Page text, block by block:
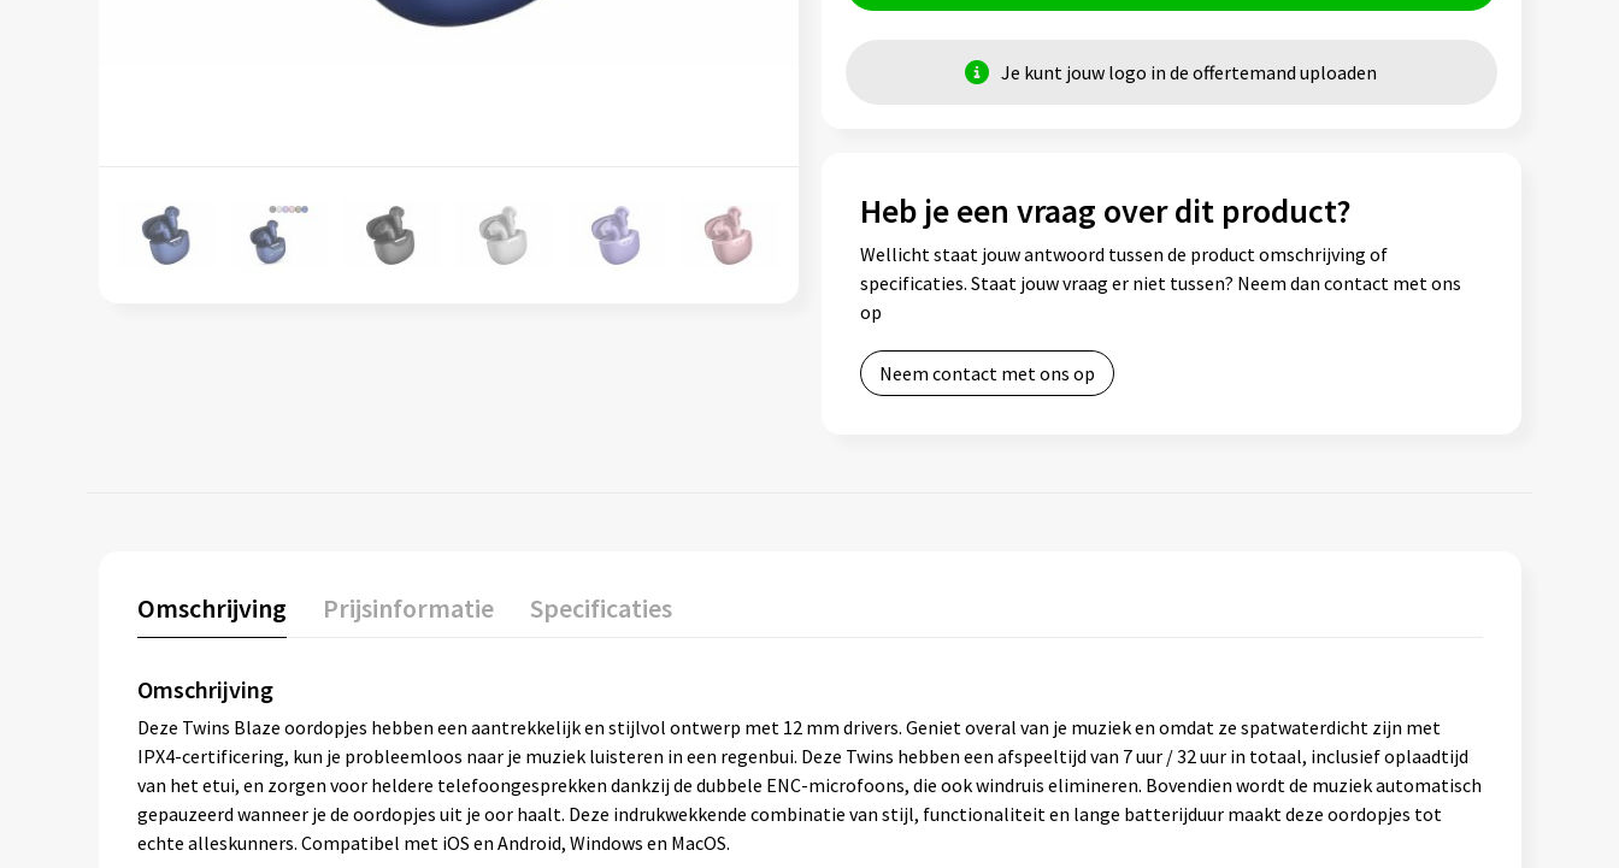
Je kunt jouw logo in de offertemand uploaden
Heb je een vraag over dit product?
Wellicht staat jouw antwoord tussen de product omschrijving of
specificaties. Staat jouw vraag er niet tussen? Neem dan contact met ons
op
Neem contact met ons op
Omschrijving Prijsinformatie Specificaties
Omschrijving
Deze Twins Blaze oordopjes hebben een aantrekkelijk en stijlvol ontwerp met 12 mm drivers. Geniet overal van je muziek en omdat ze spatwaterdicht zijn met
IPX4-certificering, kun je probleemloos naar je muziek luisteren in een regenbui. Deze Twins hebben een afspeeltijd van 7 uur / 32 uur in totaal, inclusief oplaadtijd
van het etui, en zorgen voor heldere telefoongesprekken dankzij de dubbele ENC-microfoons, die ook windruis elimineren. Bovendien wordt de muziek automatisch
gepauzeerd wanneer je de oordopjes uit je oor haalt. Deze indrukwekkende combinatie van stijl, functionaliteit en lange batterijduur maakt deze oordopjes tot
echte alleskunners. Compatibel met iOS en Android, Windows en MacOS.